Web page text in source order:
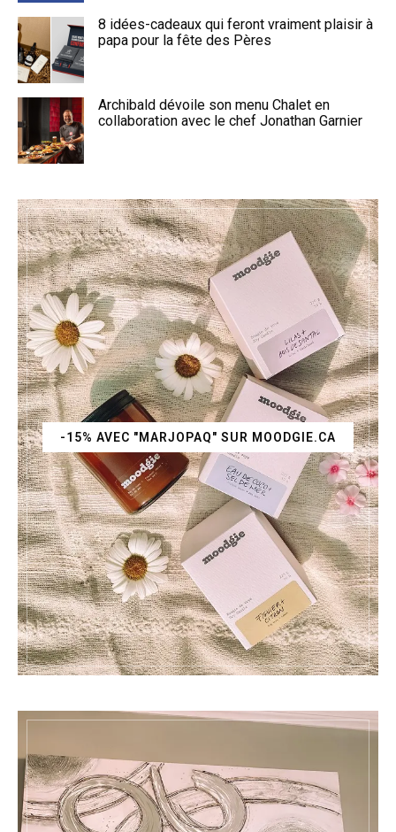
8 idées-cadeaux qui feront vraiment plaisir à
papa pour la fête des Pères
Archibald dévoile son menu Chalet en
collaboration avec le chef Jonathan Garnier
-15% AVEC "MARJOPAQ" SUR MOODGIE.CA